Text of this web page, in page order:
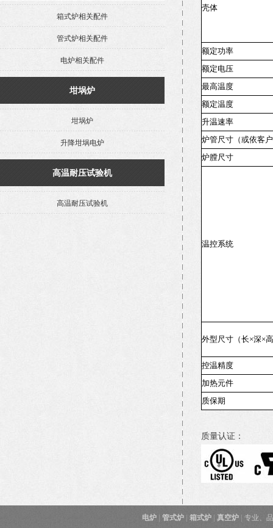
箱式炉相关配件
管式炉相关配件
电炉相关配件
坩埚炉
坩埚炉
升降坩埚电炉
高温耐压试验机
高温耐压试验机
壳体
额定功率
额定电压
最高温度
额定温度
升温速率
炉管尺寸（或依客
炉膛尺寸
温控系统
外型尺寸（长×深×
控温精度
加热元件
质保期
质量认证：
电炉 管式炉 箱式炉 真空炉 专业、